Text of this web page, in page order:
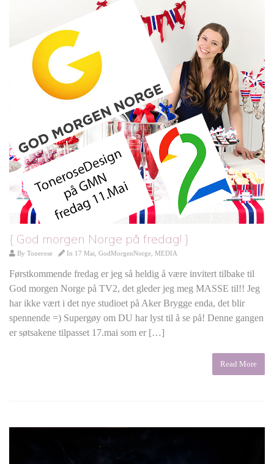
{ God morgen Norge på fredag! }
By Tonerose In 17 Mai, GodMorgenNorge, MEDIA
Førstkommende fredag er jeg så heldig å være invitert tilbake til
God morgen Norge på TV2, det gleder jeg meg MASSE til!! Jeg
har ikke vært i det nye studioet på Aker Brygge enda, det blir
spennende =) Supergøy om DU har lyst til å se på! Denne gangen
er søtsakene tilpasset 17.mai som er […]
Read More